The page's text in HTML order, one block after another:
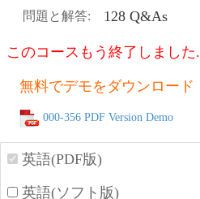
問題と解答: 128 Q&As
このコースもう終了しました.
無料でデモをダウンロード
000-356 PDF Version Demo
英語(PDF版)
英語(ソフト版)